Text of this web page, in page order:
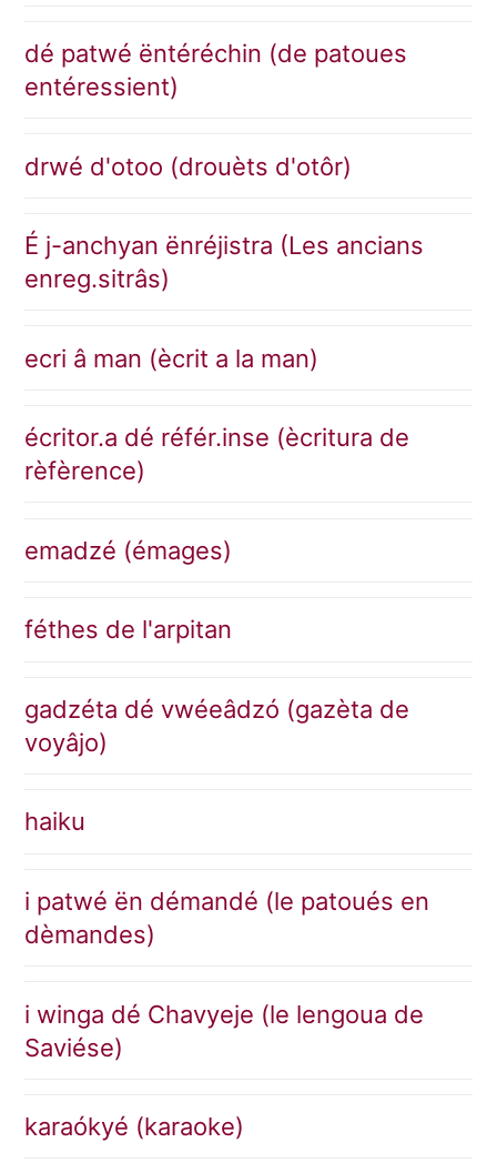
dé patwé ëntéréchin (de patoues
entéressient)
drwé d'otoo (drouèts d'otôr)
É j-anchyan ënréjistra (Les ancians
enreg.sitrâs)
ecri â man (ècrit a la man)
écritor.a dé référ.inse (ècritura de
rèfèrence)
emadzé (émages)
féthes de l'arpitan
gadzéta dé vwéeâdzó (gazèta de
voyâjo)
haiku
i patwé ën démandé (le patoués en
dèmandes)
i winga dé Chavyeje (le lengoua de
Saviése)
karaókyé (karaoke)